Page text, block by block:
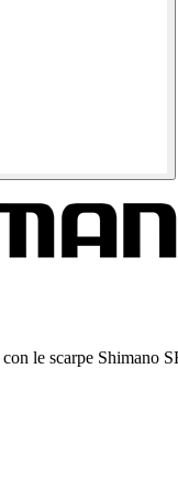
le scarpe Shimano